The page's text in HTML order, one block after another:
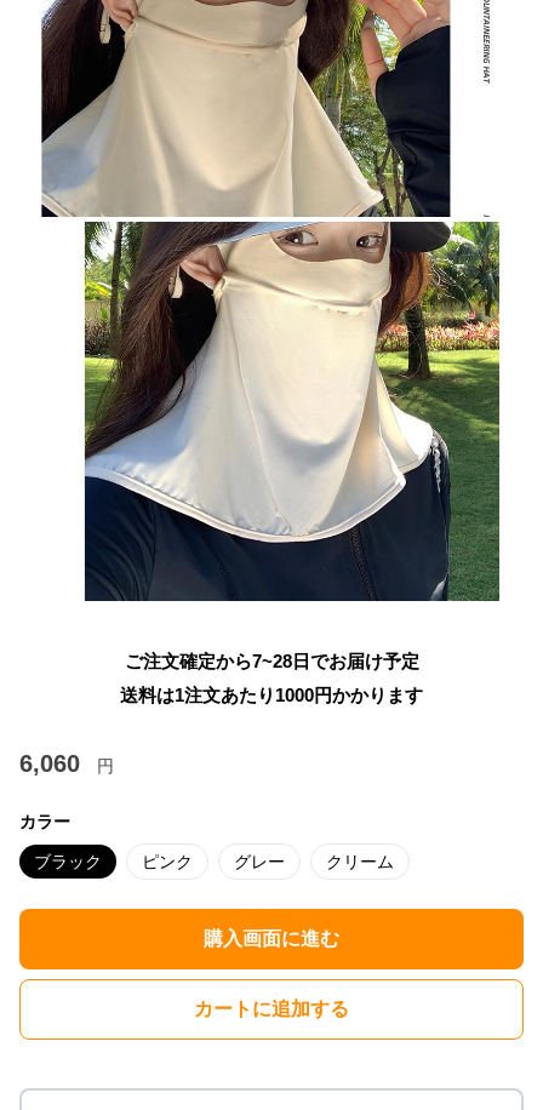
ご注文確定から7~28日でお届け予定
送料は1注文あたり 1000円かかります
6,060 円
カラー
ブラック ピンク グレー クリーム
購入画面に進む
カートに追加する